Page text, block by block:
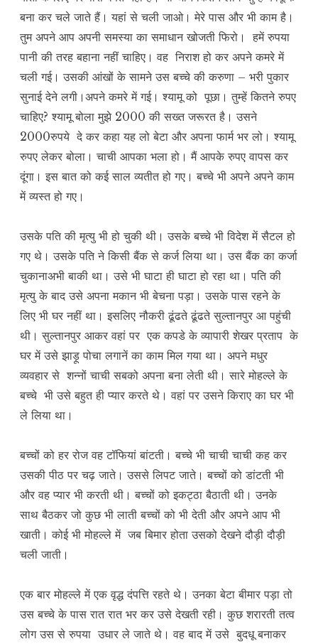
बना कर चले जाते हैं। यहां से चली जाओ। मेरे पास और भी काम है।
तुम अपने आप अपनी समस्या का समाधान खोजती फिरो। हमें रुपया
पानी की तरह बहाना नहीं चाहिए। वह निराश हो कर अपने कमरे में
चली गई। उसकी आंखों के सामने उस बच्चे की करुणा – भरी पुकार
सुनाई देने लगी।अपने कमरे में गई। श्यामू को पूछा। तुम्हें कितने रुपए
चाहिए? श्यामू बोला मुझे 2000 की सख्त जरूरत है। उसने
2000रुपये दे कर कहा यह लो बेटा और अपना फार्म भर लो। श्यामू
रुपए लेकर बोला। चाची आपका भला हो। मैं आपके रुपए वापस कर
दूंगा। इस बात को कई साल व्यतीत हो गए। बच्चे भी अपने अपने काम
में व्यस्त हो गए।
उसके पति की मृत्यु भी हो चुकी थी। उसके बच्चे भी विदेश में सैटल हो
गए थे। उसके पति ने किसी बैंक से कर्ज लिया था। उस बैंक का कर्जा
चुकानाअभी बाकी था। उसे भी घाटा ही घाटा हो रहा था। पति की
मृत्यु के बाद उसे अपना मकान भी बेचना पड़ा। उसके पास रहने के
लिए भी घर नहीं था। इसलिए नौकरी ढूंढते ढूंढते सुल्तानपुर आ पहुंची
थी। सुल्तानपुर आकर वहां पर एक कपडे के व्यापारी शेखर प्रताप के
घर में उसे झाड़ू पोचा लगानें का काम मिल गया था। अपने मधुर
व्यवहार से शन्नों चाची सबको अपना बना लेती थी। सारे मोहल्ले के
बच्चे भी उसे बहुत ही प्यार करते थे। वहां पर उसने किराए का घर भी
ले लिया था।
बच्चों को हर रोज वह टॉफियां बांटती। बच्चे भी चाची चाची कह कर
उसकी पीठ पर चढ़ जाते। उससे लिपट जाते। बच्चों को डांटती भी
और वह प्यार भी करती थी। बच्चों को इकट्ठा बैठाती थी। उनके
साथ बैठकर जो कुछ भी लाती बच्चों को भी देती और अपने आप भी
खाती। कोई भी मोहल्ले में जब बिमार होता उसको देखने दौड़ी दौड़ी
चली जाती।
एक बार मोहल्ले में एक वृद्ध दंपत्ति रहते थे। उनका बेटा बीमार पड़ा तो
उस बच्चे के पास रात रात भर कर उसे देखती रही। कुछ शरारती तत्व
लोग उस से रुपया उधार ले जाते थे। वह बाद में उसे बुदधू बनाकर